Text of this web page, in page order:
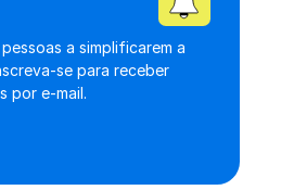
a simplificarem a
se para receber
por e-mail.